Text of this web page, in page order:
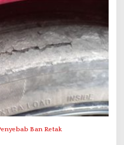
Ban Retak